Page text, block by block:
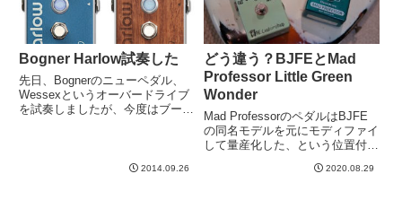
Bogner Harlow試奏した
先日、Bognerのニューペダル、
Wessexというオーバードライブ
を試奏しましたが、今度はブース
全て１２時状態で弾いてみます。
2014.09.26
どう違う？BJFEとMad
Professor Little Green
Wonder
Mad ProfessorのペダルはBJFE
の同名モデルを元にモディファイ
して量産化した、という位置付け
れくらいどう違うかというのを比
2020.08.29